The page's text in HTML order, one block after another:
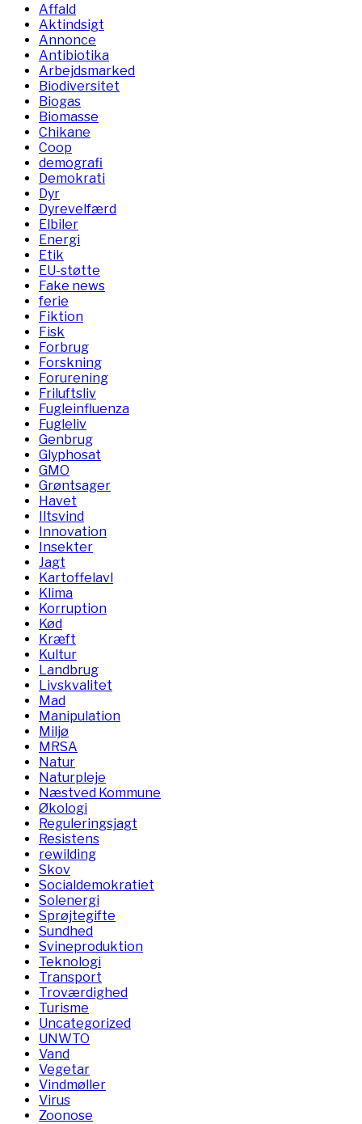
Affald
Aktindsigt
Annonce
Antibiotika
Arbejdsmarked
Biodiversitet
Biogas
Biomasse
Chikane
Coop
demografi
Demokrati
Dyr
Dyrevelfærd
Elbiler
Energi
Etik
EU-støtte
Fake news
ferie
Fiktion
Fisk
Forbrug
Forskning
Forurening
Friluftsliv
Fugleinfluenza
Fugleliv
Genbrug
Glyphosat
GMO
Grøntsager
Havet
Iltsvind
Innovation
Insekter
Jagt
Kartoffelavl
Klima
Korruption
Kød
Kræft
Kultur
Landbrug
Livskvalitet
Mad
Manipulation
Miljø
MRSA
Natur
Naturpleje
Næstved Kommune
Økologi
Reguleringsjagt
Resistens
rewilding
Skov
Socialdemokratiet
Solenergi
Sprøjtegifte
Sundhed
Svineproduktion
Teknologi
Transport
Troværdighed
Turisme
Uncategorized
UNWTO
Vand
Vegetar
Vindmøller
Virus
Zoonose